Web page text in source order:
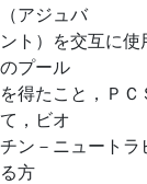
（アジュバ
ント）を交互に
のプール
を得たこと，Ｐ
て，ビオ
チン－ニュートラ
る方